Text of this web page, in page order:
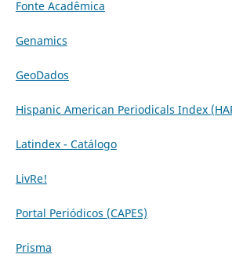
Fonte Acadêmica
Genamics
GeoDados
Hispanic American Periodicals Index
Latindex - Catálogo
LivRe!
Portal Periódicos (CAPES)
Prisma